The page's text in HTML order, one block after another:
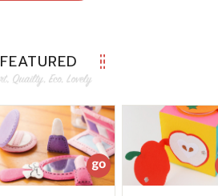
FEATURED